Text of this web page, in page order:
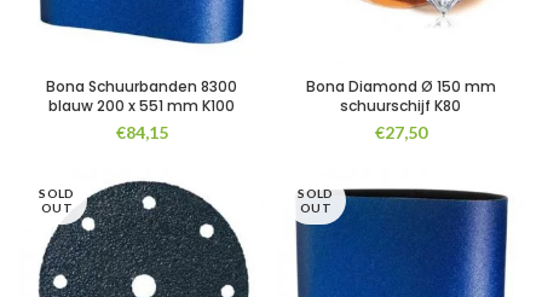
Bona Schuurbanden 8300
blauw 200 x 551 mm K100
€84,15
Bona Diamond Ø 150 mm
schuurschijf K80
€27,50
SOLD
OUT
SOLD
OUT